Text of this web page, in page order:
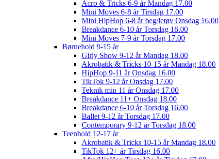
Acro & Tricks 6-9 år Mandag 17.00
Mini Moves 6-8 år Tirsdag 17.00
Mini HipHop 6-8 år beg/letøv Onsdag 16.00
Breakdance 6-10 år Torsdag 16.00
Mini Moves 7-9 år Torsdag 17.00
Børnehold 9-15 år
Girly Show 9-12 år Mandag 18.00
Akrobatik & Tricks 10-15 år Mandag 18.00
HipHop 9-11 år Onsdag 16.00
TikTok 9-12 år Onsdag 17.00
Teknik min 11 år Onsdag 17.00
Breakdance 11+ Onsdag 18.00
Breakdance 6-10 år Torsdag 16.00
Ballet 9-12 år Torsdag 17.00
Contemporary 9-12 år Torsdag 18.00
Teenhold 12-17 år
Akrobatik & Tricks 10-15 år Mandag 18.00
TikTok 12+ år Tirsdag 16.00